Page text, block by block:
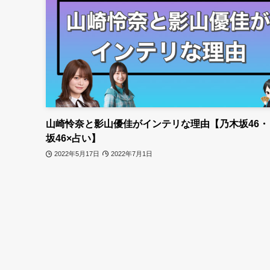
山崎怜奈と影山優佳がインテリな理由【乃木坂46
坂46×占い】
2022年5月17日 2022年7月1日